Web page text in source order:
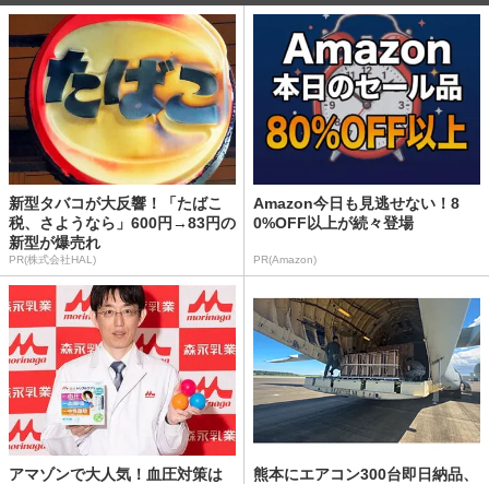
新型タバコが大反響！「たばこ
税、さようなら」600円→83円の
新型が爆売れ
PR(株式会社HAL)
Amazon今日も見逃せない！8
0%OFF以上が続々登場
PR(Amazon)
アマゾンで大人気！血圧対策は
熊本にエアコン300台即日納品、